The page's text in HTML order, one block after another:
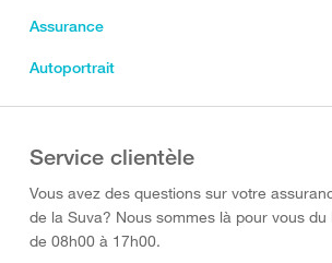
Assurance
Autoportrait
Service clientèle
Vous avez des questions sur votre
de la Suva? Nous sommes là pour vous
de 08h00 à 17h00.